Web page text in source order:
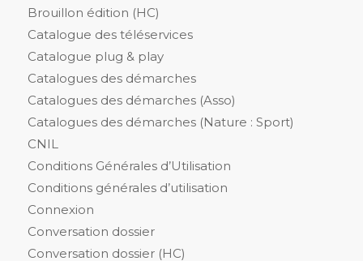
Brouillon édition (HC)
Catalogue des téléservices
Catalogue plug & play
Catalogues des démarches
Catalogues des démarches (Asso)
Catalogues des démarches (Nature : Sport)
CNIL
Conditions Générales d’Utilisation
Conditions générales d’utilisation
Connexion
Conversation dossier
Conversation dossier (HC)